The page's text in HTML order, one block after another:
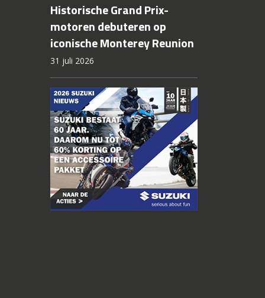
Historische Grand Prix-
motoren debuteren op
iconische Monterey Reunion
31 juli 2026